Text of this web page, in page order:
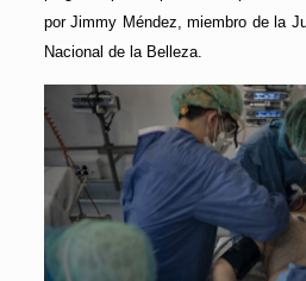
por Jimmy Méndez, miembro de la
Nacional de la Belleza.